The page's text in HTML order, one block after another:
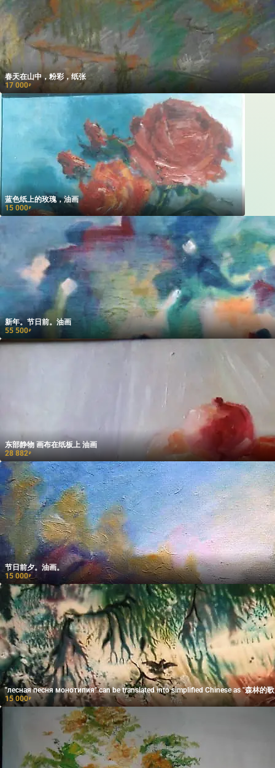
春天在山中，粉彩，纸张
17 000₽
蓝色纸上的玫瑰，油画
15 000₽
新年。节日前。油画
55 500₽
东部静物 画布在纸板上 油画
28 882₽
节日前夕。油画。
15 000₽
"лесная песня монотипия" can be translated into simplified Chinese as "森林的
15 000₽